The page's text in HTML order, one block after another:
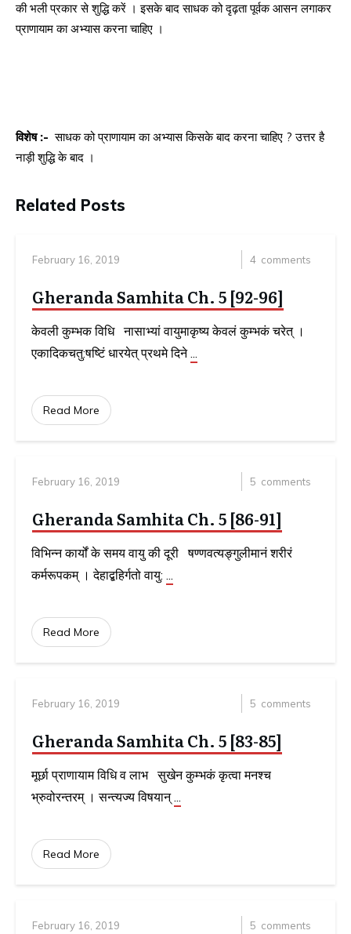
की भली प्रकार से शुद्धि करें । इसके बाद साधक को दृढ़ता पूर्वक आसन लगाकर
प्राणायाम का अभ्यास करना चाहिए ।
विशेष :- साधक को प्राणायाम का अभ्यास किसके बाद करना चाहिए ? उत्तर है
नाड़ी शुद्धि के बाद ।
Related Posts
February 16, 2019 4 comments
Gheranda Samhita Ch. 5 [92-96]
केवली कुम्भक विधि नासाभ्यां वायुमाकृष्य केवलं कुम्भकं चरेत् ।
एकादिकचतु:षष्टिं धारयेत् प्रथमे दिने...
Read More
February 16, 2019 5 comments
Gheranda Samhita Ch. 5 [86-91]
विभिन्न कार्यों के समय वायु की दूरी षण्णवत्यङ्गुलीमानं शरीरं
कर्मरूपकम् । देहाद्बहिर्गतो वायु: ...
Read More
February 16, 2019 5 comments
Gheranda Samhita Ch. 5 [83-85]
मूर्छा प्राणायाम विधि व लाभ सुखेन कुम्भकं कृत्वा मनश्च
भ्रुवोरन्तरम् । सन्त्यज्य विषयान्...
Read More
February 16, 2019 5 comments